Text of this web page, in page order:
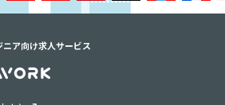
ア向け求人サービス